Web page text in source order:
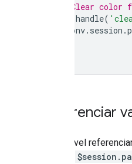
// Clear color
handle(
conv. session .
Referenciar
É possível